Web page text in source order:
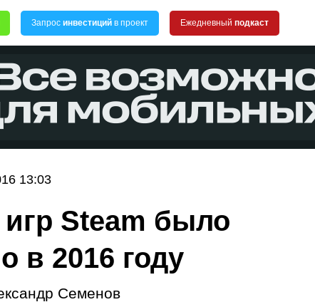
Запрос инвестиций в проект Ежедневный подкаст
13:03
игр Steam было
в 2016 году
Семенов